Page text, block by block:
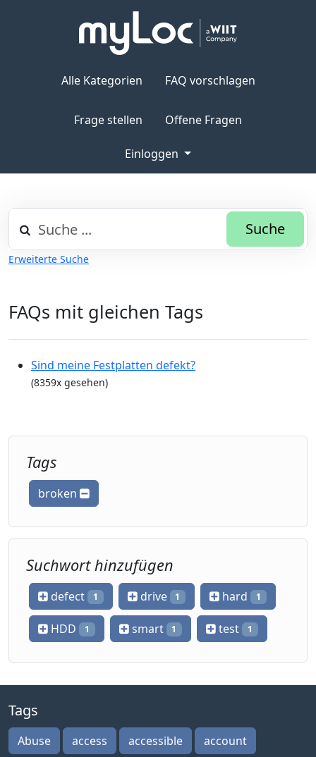
Alle Kategorien FAQ vorschlagen
Frage stellen Offene Fragen
Einloggen
Suche
Erweiterte Suche
FAQs mit gleichen Tags
Sind meine Festplatten defekt?
(8359x gesehen)
Tags
broken
Suchwort hinzufügen
defect 1 drive 1 hard 1
HDD 1 smart 1 test 1
Tags
Abuse access accessible account